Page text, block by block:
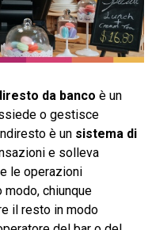
da banco è un
o gestisce
è un sistema di
e solleva
le operazioni
chiunque
il resto in modo